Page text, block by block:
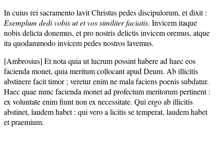
In cuius rei sacramento lavit Christus pedes discipulorum, et dixit :
Exemplum dedi vobis ut et vos similiter faciatis. Invicem itaque
nobis delicta donemus, et pro nostris delictis invicem oremus, atque
ita quodammodo invicem pedes nostros lavemus.
[Ambrosius] Et nota quia ut lucrum possint habere ad haec eos
facienda monet, quia meritum collocant apud Deum. Ab illicitis
abstinere facit timor ; veretur enim ne mala faciens poenis subdatur.
Haec quae nunc facienda monet ad profectum meritorum pertinent :
ex voluntate enim fiunt non ex necessitate. Qui ergo ab illicitis
abstinet, laudem habet : qui vero a licitis se temperat, laudem habet
et praemium.